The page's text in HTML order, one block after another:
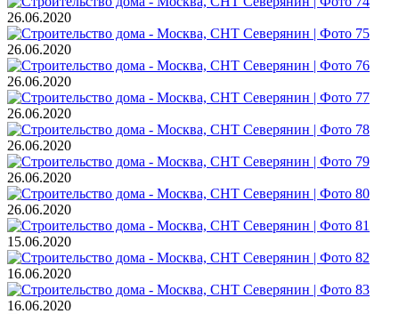
26.06.2020
26.06.2020
26.06.2020
26.06.2020
26.06.2020
26.06.2020
26.06.2020
15.06.2020
16.06.2020
16.06.2020